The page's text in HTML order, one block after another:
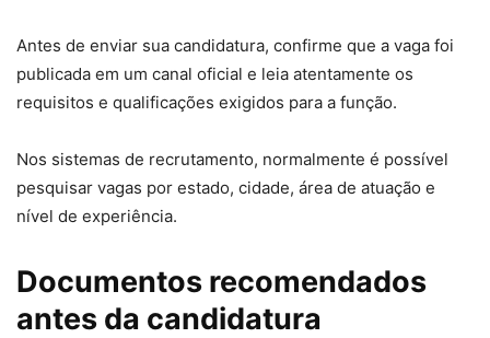
Antes de enviar sua candidatura, confirme que a vaga foi
publicada em um canal oficial e leia atentamente os
requisitos e qualificações exigidos para a função.
Nos sistemas de recrutamento, normalmente é possível
pesquisar vagas por estado, cidade, área de atuação e
nível de experiência.
Documentos recomendados
antes da candidatura